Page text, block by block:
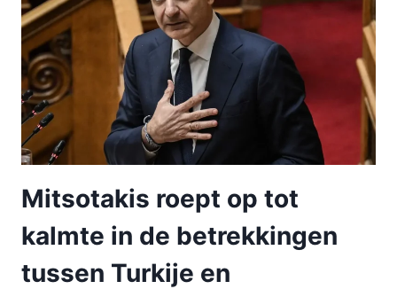
Mitsotakis roept op tot
kalmte in de betrekkingen
tussen Turkije en